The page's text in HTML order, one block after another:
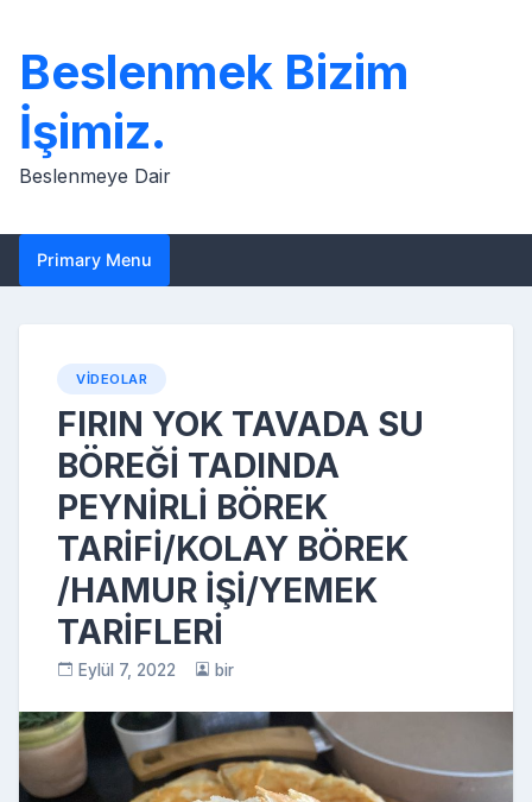
content
Beslenmek Bizim
İşimiz.
Beslenmeye Dair
Primary Menu
VIDEOLAR
FIRIN YOK TAVADA SU
BÖREĞİ TADINDA
PEYNİRLİ BÖREK
TARİFİ/KOLAY BÖREK
/HAMUR İŞİ/YEMEK
TARİFLERİ
Eylül 7, 2022 bir